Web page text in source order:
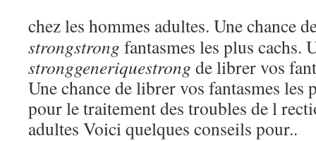
chez les hommes adultes. Une chance
strongstrong fantasmes les plus cachs.
stronggeneriquestrong de librer vos
Une chance de librer vos fantasmes les
pour le traitement des troubles de l
adultes Voici quelques conseils pour..